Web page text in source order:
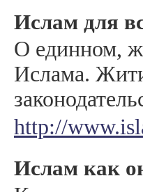
Ислам для
О единном,
Ислама.
http://
Ислам как